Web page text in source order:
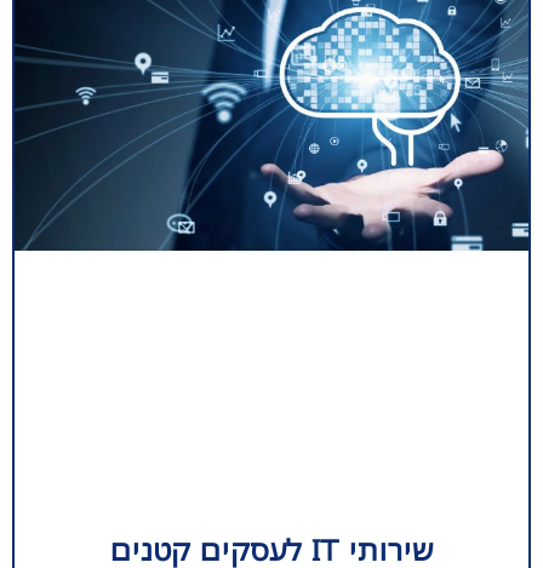
שירותי IT לעסקים קטנים